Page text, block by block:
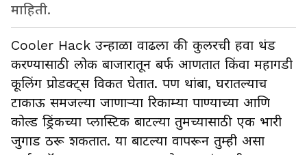
माहिती.
Cooler Hack उन्हाळा वाढला की कुलरची हवा थंड
करण्यासाठी लोक बाजारातून बर्फ आणतात किंवा महागडी
कूलिंग प्रोडक्ट्स विकत घेतात. पण थांबा, घरातल्याच
टाकाऊ समजल्या जाणाऱ्या रिकाम्या पाण्याच्या आणि
कोल्ड ड्रिंकच्या प्लास्टिक बाटल्या तुमच्यासाठी एक भारी
जुगाड ठरू शकतात. या बाटल्या वापरून तुम्ही असा